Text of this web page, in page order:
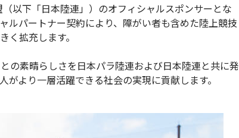
以下「日本陸連」）のオフィシャルスポンサーとな
ルパートナー契約により、障がい者も含めた陸上競技
く拡充します。
の素晴らしさを日本パラ陸連および日本陸連と共に発
より一層活躍できる社会の実現に貢献します。